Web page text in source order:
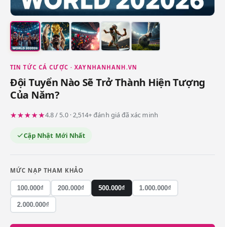
TIN TỨC CÁ CƯỢC · XAYNHANHANH.VN
Đội Tuyển Nào Sẽ Trở Thành Hiện Tượng
Của Năm?
★★★★★4.8 / 5.0 · 2,514+ đánh giá đã xác minh
Cập Nhật Mới Nhất
MỨC NẠP THAM KHẢO
100.000₫ 200.000₫ 500.000₫ 1.000.000₫
2.000.000₫